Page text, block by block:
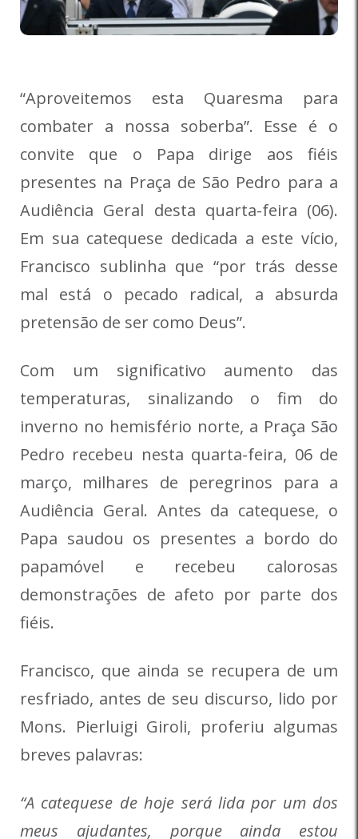
“Aproveitemos esta Quaresma para
combater a nossa soberba”. Esse é o
convite que o Papa dirige aos fiéis
presentes na Praça de São Pedro para a
Audiência Geral desta quarta-feira (06).
Em sua catequese dedicada a este vício,
Francisco sublinha que “por trás desse
mal está o pecado radical, a absurda
pretensão de ser como Deus”.
Com um significativo aumento das
temperaturas, sinalizando o fim do
inverno no hemisfério norte, a Praça São
Pedro recebeu nesta quarta-feira, 06 de
março, milhares de peregrinos para a
Audiência Geral. Antes da catequese, o
Papa saudou os presentes a bordo do
papamóvel e recebeu calorosas
demonstrações de afeto por parte dos
fiéis.
Francisco, que ainda se recupera de um
resfriado, antes de seu discurso, lido por
Mons. Pierluigi Giroli, proferiu algumas
breves palavras:
“A catequese de hoje será lida por um dos
meus ajudantes, porque ainda estou